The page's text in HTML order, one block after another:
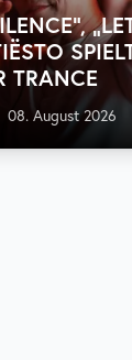
TRANCE
08. August 2026